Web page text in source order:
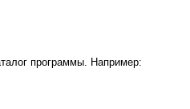
программы. Например: